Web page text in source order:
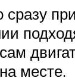
сразу
месте.